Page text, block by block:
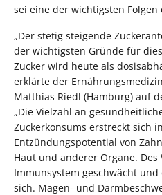
sei eine der wichtigsten
„Der stetig steigende
der wichtigsten Gründe für
Zucker wird heute als
erklärte der
Matthias Riedl (Hamburg) auf
„Die Vielzahl an
Zuckerkonsums erstreckt sich
Entzündungspotential von
Haut und anderer Organe.
Immunsystem geschwächt
sich. Magen- und